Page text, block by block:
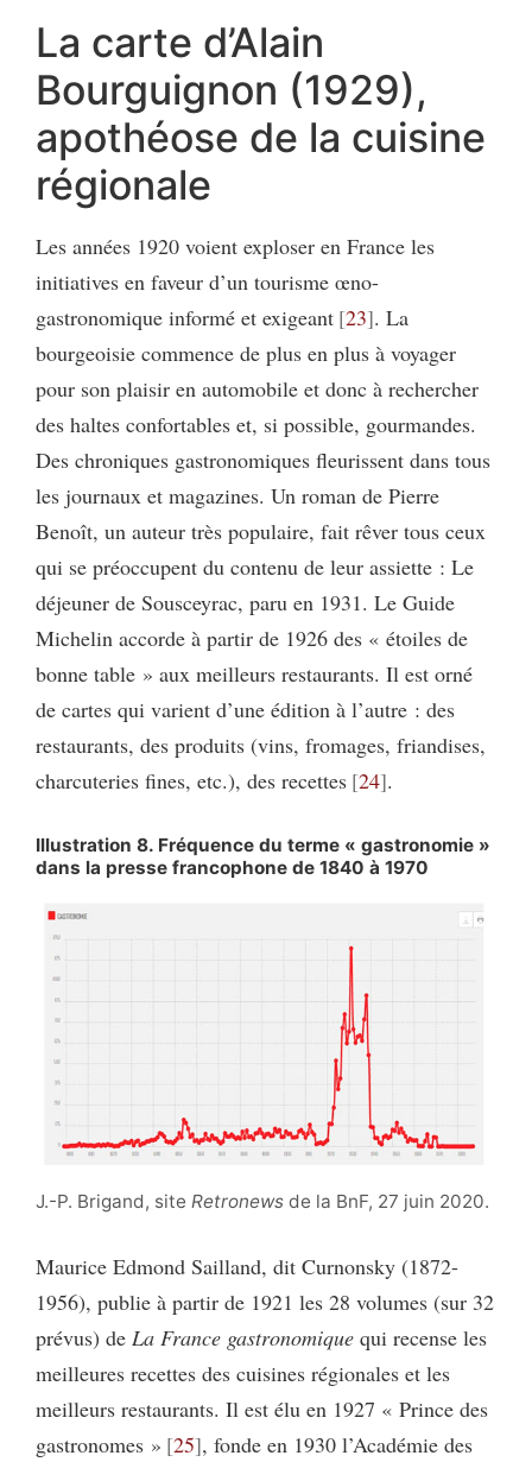
La carte d’Alain
Bourguignon (1929),
apothéose de la cuisine
régionale
Les années 1920 voient exploser en France les
initiatives en faveur d’un tourisme œno-
gastronomique informé et exigeant 23 . La
bourgeoisie commence de plus en plus à voyager
pour son plaisir en automobile et donc à rechercher
des haltes confortables et, si possible, gourmandes.
Des chroniques gastronomiques fleurissent dans tous
les journaux et magazines. Un roman de Pierre
Benoît, un auteur très populaire, fait rêver tous ceux
qui se préoccupent du contenu de leur assiette : Le
déjeuner de Sousceyrac, paru en 1931. Le Guide
Michelin accorde à partir de 1926 des « étoiles de
bonne table » aux meilleurs restaurants. Il est orné
de cartes qui varient d’une édition à l’autre : des
restaurants, des produits (vins, fromages, friandises,
charcuteries fines, etc.), des recettes 24 .
Illustration 8. Fréquence du terme « gastronomie »
dans la presse francophone de 1840 à 1970
J.-P. Brigand, site Retronews de la BnF, 27 juin 2020.
Maurice Edmond Sailland, dit Curnonsky (1872-
1956), publie à partir de 1921 les 28 volumes (sur 32
prévus) de La France gastronomique qui recense les
meilleures recettes des cuisines régionales et les
meilleurs restaurants. Il est élu en 1927 « Prince des
gastronomes » 25 , fonde en 1930 l’Académie des